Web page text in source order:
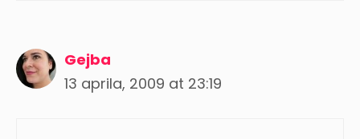
Gejba
13 aprila, 2009 at 23:19